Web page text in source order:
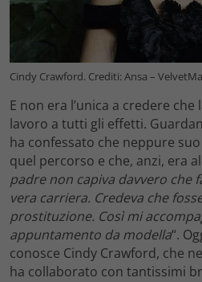
Cindy Crawford. Crediti: Ansa –
E non era l’unica a credere
lavoro a tutti gli effetti.
ha confessato che neppure
quel percorso e che, anzi, era
padre non capiva davvero che
vera carriera. Credeva che
prostituzione. Così mi
appuntamento da modella“.
conosce Cindy Crawford, che
ha collaborato con tantissimi